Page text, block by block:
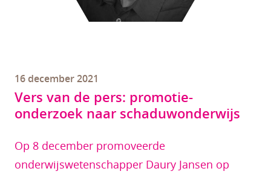
16 december 2021
Vers van de pers: promotie-
onderzoek naar schaduwonderwijs
Op 8 december promoveerde
onderwijswetenschapper Daury Jansen op